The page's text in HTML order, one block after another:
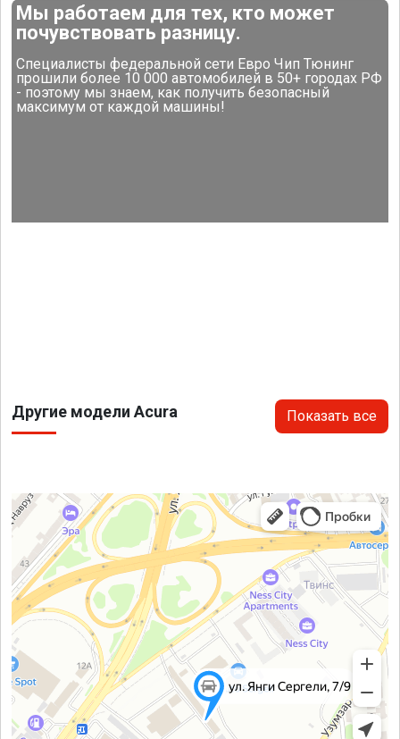
Мы работаем для тех, кто может
почувствовать разницу.
Специалисты федеральной сети Евро Чип Тюнинг
прошили более 10 000 автомобилей в 50+ городах РФ
- поэтому мы знаем, как получить безопасный
максимум от каждой машины!
Другие модели Acura Показать все